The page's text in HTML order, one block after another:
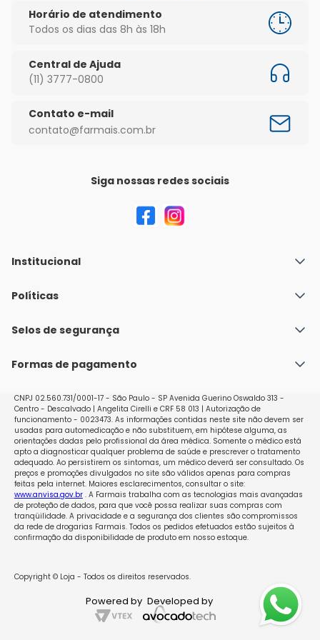
Horário de atendimento
Todos os dias das 8h às 18h
Central de Ajuda
(11) 3777-0800
Contato e-mail
contato@farmais.com.br
Siga nossas redes sociais
Institucional
Quem Somos
Nossas lojas
Políticas
Política de Envio
Políticas de Trocas e Devoluções
Selos de segurança
Formas de pagamento
CNPJ 02.560.731/0001-17 - São Paulo - SP Avenida Guerino Oswaldo 313 -
Centro - Descalvado | Angelita Cirelli e CRF 58 013 | Autorização de
funcionamento - 0023473. As informações contidas neste site não devem ser
usadas para automedicação e não substituem, em hipótese alguma, as
orientações dadas pelo profissional da área médica. Somente o médico está
apto a diagnosticar qualquer problema de saúde e prescrever o tratamento
adequado. Ao persistirem os sintomas, um médico deverá ser consultado. Os
preços e promoções divulgados no site são válidos apenas para compras
feitas pela internet. Maiores esclarecimentos, consultar o site:
www.anvisa.gov.br. A Farmais trabalha com as tecnologias mais avançadas
de proteção de dados, para que você possa realizar suas compras com
tranqüilidade. A privacidade e a segurança dos clientes são compromissos
da rede de drogarias Farmais. Todos os pedidos efetuados estão sujeitos à
confirmação da disponibilidade de produto em nosso estoque.
Copyright © Loja - Todos os direitos reservados.
Powered by Developed by